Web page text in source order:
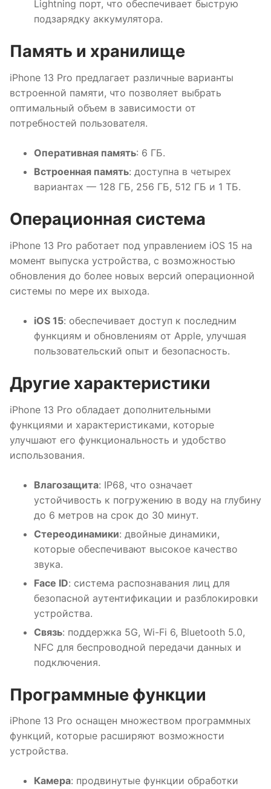
Lightning порт, что обеспечивает быструю
подзарядку аккумулятора.
Память и хранилище
iPhone 13 Pro предлагает различные варианты
встроенной памяти, что позволяет выбрать
оптимальный объем в зависимости от
потребностей пользователя.
Оперативная память: 6 ГБ.
Встроенная память: доступна в четырех
вариантах — 128 ГБ, 256 ГБ, 512 ГБ и 1 ТБ.
Операционная система
iPhone 13 Pro работает под управлением iOS 15 на
момент выпуска устройства, с возможностью
обновления до более новых версий операционной
системы по мере их выхода.
iOS 15: обеспечивает доступ к последним
функциям и обновлениям от Apple, улучшая
пользовательский опыт и безопасность.
Другие характеристики
iPhone 13 Pro обладает дополнительными
функциями и характеристиками, которые
улучшают его функциональность и удобство
использования.
Влагозащита: IP68, что означает
устойчивость к погружению в воду на глубину
до 6 метров на срок до 30 минут.
Стереодинамики: двойные динамики,
которые обеспечивают высокое качество
звука.
Face ID: система распознавания лиц для
безопасной аутентификации и разблокировки
устройства.
Связь: поддержка 5G, Wi-Fi 6, Bluetooth 5.0,
NFC для беспроводной передачи данных и
подключения.
Программные функции
iPhone 13 Pro оснащен множеством программных
функций, которые расширяют возможности
устройства.
Камера: продвинутые функции обработки